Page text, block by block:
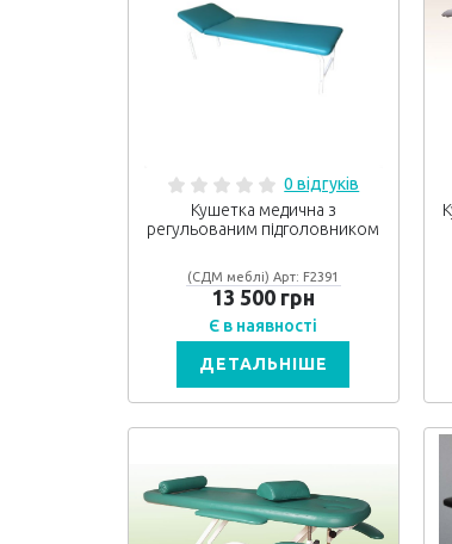
0 відгуків
Кушетка медична з
регульованим підголовником
(СДМ меблі) Арт: F2391
13 500 грн
Є в наявності
ДЕТАЛЬНІШЕ